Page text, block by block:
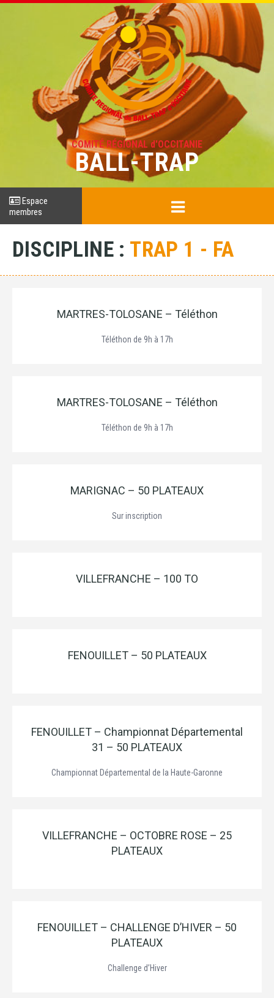
COMITÉ RÉGIONAL d'OCCITANIE
BALL-TRAP
Espace
membres
DISCIPLINE : TRAP 1 - FA
MARTRES-TOLOSANE – Téléthon
Téléthon de 9h à 17h
MARTRES-TOLOSANE – Téléthon
Téléthon de 9h à 17h
MARIGNAC – 50 PLATEAUX
Sur inscription
VILLEFRANCHE – 100 TO
FENOUILLET – 50 PLATEAUX
FENOUILLET – Championnat Départemental
31 – 50 PLATEAUX
Championnat Départemental de la Haute-Garonne
VILLEFRANCHE – OCTOBRE ROSE – 25
PLATEAUX
FENOUILLET – CHALLENGE D’HIVER – 50
PLATEAUX
Challenge d’Hiver